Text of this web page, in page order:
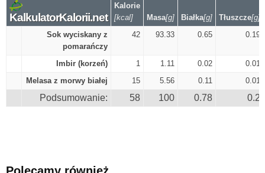
KalkulatorKalorii.net
Kalorie
[kcal]
Masa[g] Białka[g] Tłuszcze[g]
Sok wyciskany z
pomarańczy
42 93.33 0.65 0.19
Imbir (korzeń) 1 1.11 0.02
0.01
Melasa z morwy białej
15 5.56 0.11 0.01
Podsumowanie: 58 100 0.78 0.2